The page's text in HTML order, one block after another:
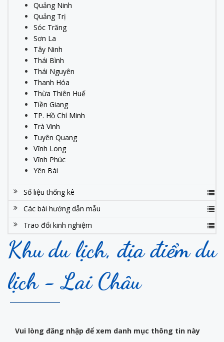
Quảng Ninh
Quảng Trị
Sóc Trăng
Sơn La
Tây Ninh
Thái Bình
Thái Nguyên
Thanh Hóa
Thừa Thiên Huế
Tiền Giang
TP. Hồ Chí Minh
Trà Vinh
Tuyên Quang
Vĩnh Long
Vĩnh Phúc
Yên Bái
Số liệu thống kê
Các bài hướng dẫn mẫu
Trao đổi kinh nghiệm
Khu du lịch, địa điểm du
lịch - Lai Châu
Vui lòng đăng nhập để xem danh mục thông tin này